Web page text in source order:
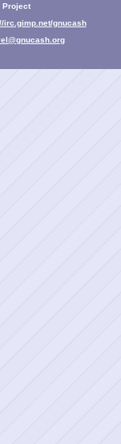
Project
irc.gimp.net/gnucash